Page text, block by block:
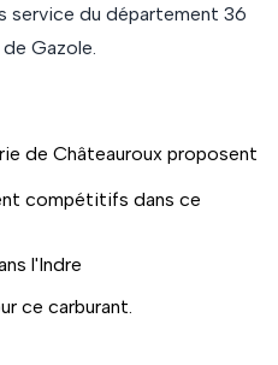
service du département 36
de Gazole.
de Châteauroux proposent
compétitifs dans ce
l'Indre
ce carburant.